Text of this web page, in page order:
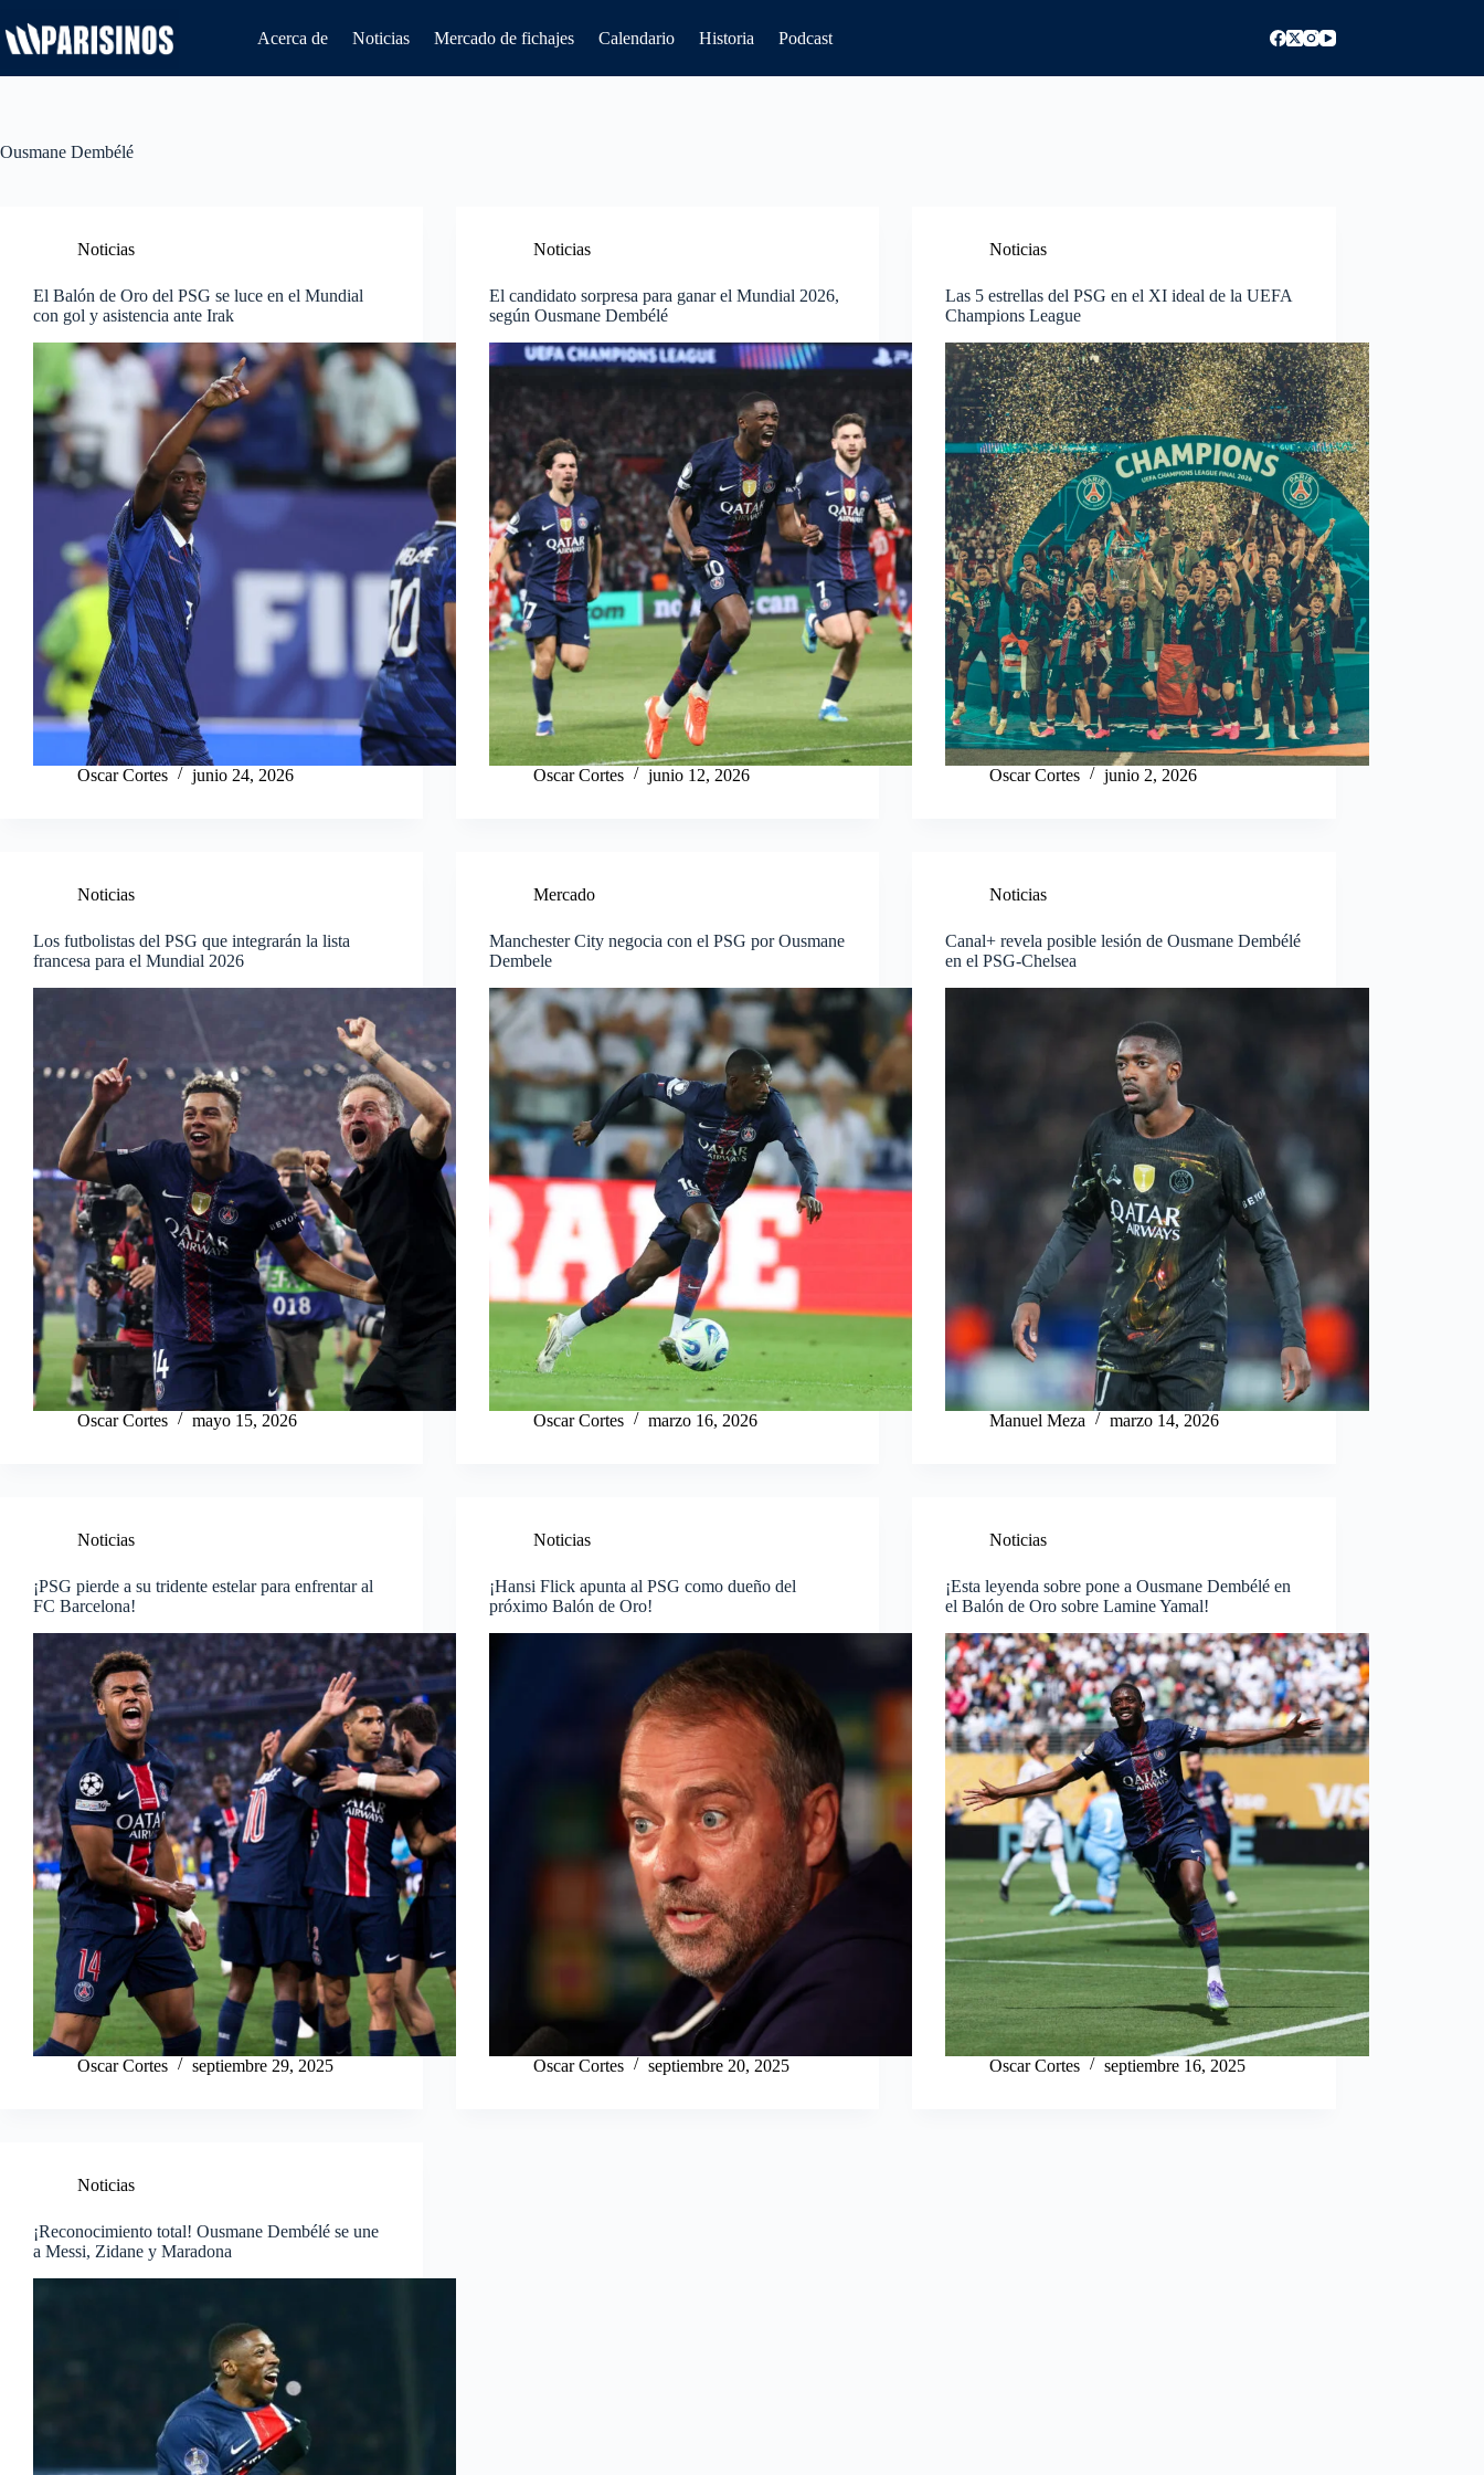
al
contenido
Acerca de Noticias Mercado de fichajes Calendario Historia Podcast
Ousmane Dembélé
Noticias
El Balón de Oro del PSG se luce en el Mundial
con gol y asistencia ante Irak
Oscar Cortes junio 24, 2026
Noticias
El candidato sorpresa para ganar el Mundial 2026,
según Ousmane Dembélé
Oscar Cortes junio 12, 2026
Noticias
Las 5 estrellas del PSG en el XI ideal de la UEFA
Champions League
Oscar Cortes junio 2, 2026
Noticias
Los futbolistas del PSG que integrarán la lista
francesa para el Mundial 2026
Oscar Cortes mayo 15, 2026
Mercado
Manchester City negocia con el PSG por Ousmane
Dembele
Oscar Cortes marzo 16, 2026
Noticias
Canal+ revela posible lesión de Ousmane Dembélé
en el PSG-Chelsea
Manuel Meza marzo 14, 2026
Noticias
¡PSG pierde a su tridente estelar para enfrentar al
FC Barcelona!
Oscar Cortes septiembre 29, 2025
Noticias
¡Hansi Flick apunta al PSG como dueño del
próximo Balón de Oro!
Oscar Cortes septiembre 20, 2025
Noticias
¡Esta leyenda sobre pone a Ousmane Dembélé en
el Balón de Oro sobre Lamine Yamal!
Oscar Cortes septiembre 16, 2025
Noticias
¡Reconocimiento total! Ousmane Dembélé se une
a Messi, Zidane y Maradona